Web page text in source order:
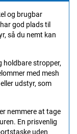
og brugbar
god plads til
så du nemt kan
holdbare stropper,
med mesh
udstyr, som
nemmere at tage
En prisvenlig
uden